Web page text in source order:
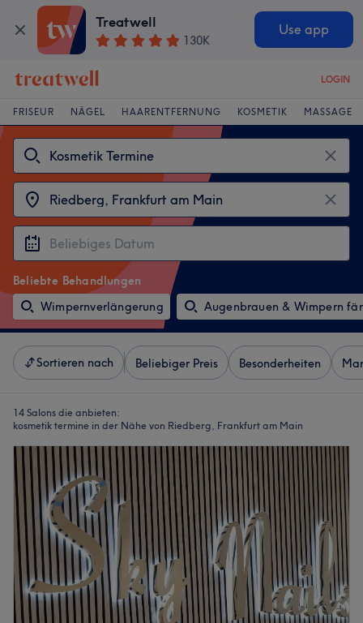
Treatwell
130K
Use app
LOGIN
FRISEUR NÄGEL HAARENTFERNUNG KOSMETIK MASSAGE
Beliebte Behandlungen
Wimpernverlängerung
Augenbrauen & Wimpern
Sortieren nach Beliebiger Preis Besonderheiten
14 Salons die anbieten:
kosmetik termine in der Nähe von Riedberg, Frankfurt am Main